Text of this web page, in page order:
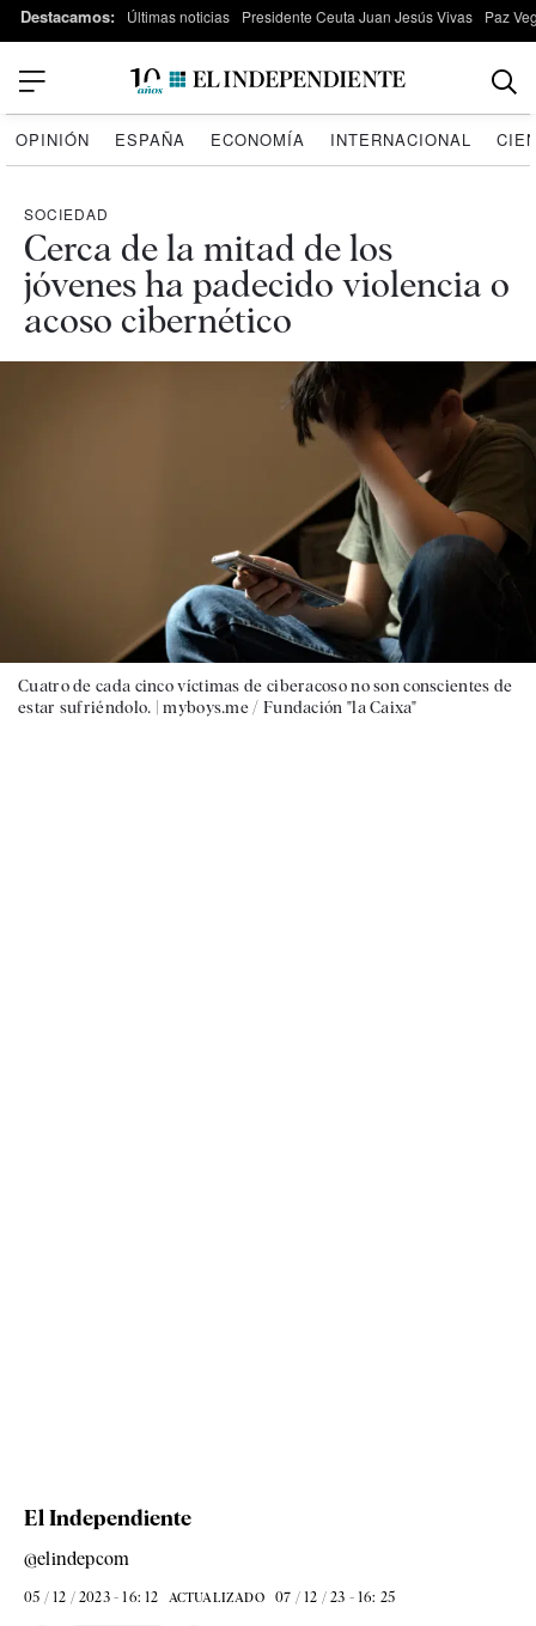
Destacamos: Últimas noticias Presidente Ceuta Juan Jesús Vivas Paz
OPINIÓN ESPAÑA ECONOMÍA INTERNACIONAL
SOCIEDAD
Cerca de la mitad de los
jóvenes ha padecido violencia o
acoso cibernético
Cuatro de cada cinco víctimas de ciberacoso no son conscientes de
estar sufriéndolo. |myboys.me / Fundación "la Caixa"
El Independiente
@elindepcom
05 / 12 / 2023 - 16: 12 ACTUALIZADO 07 / 12 / 23 - 16: 25